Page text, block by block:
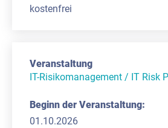
kostenfrei
IT-Risikomanagement / IT Risk
01.10.2026